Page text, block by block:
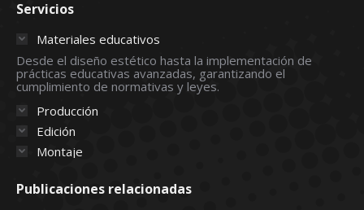
opens
new
window
opens
in
new
window
in
new
window
in
new
window
in
new
window
Servicios
Materiales educativos
Desde el diseño estético hasta la implementación de
prácticas educativas avanzadas, garantizando el
cumplimiento de normativas y leyes.
Producción
Edición
Montaje
Publicaciones relacionadas